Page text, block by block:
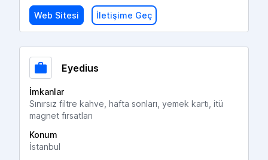
Web Sitesi İletişime Geç
Eyedius
İmkanlar
Sınırsız filtre kahve, hafta sonları, yemek kartı, itü
magnet fırsatları
Konum
İstanbul